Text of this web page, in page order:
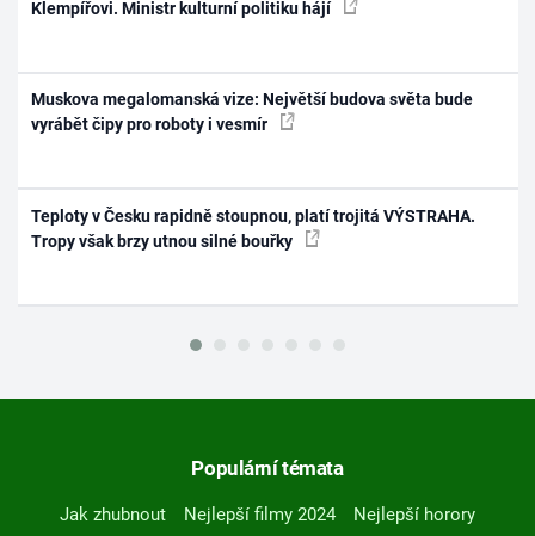
Klempířovi. Ministr kulturní politiku hájí
Muskova megalomanská vize: Největší budova světa bude
vyrábět čipy pro roboty i vesmír
Teploty v Česku rapidně stoupnou, platí trojitá VÝSTRAHA.
Tropy však brzy utnou silné bouřky
Populární témata
Jak zhubnout Nejlepší filmy 2024
Nejlepší horory